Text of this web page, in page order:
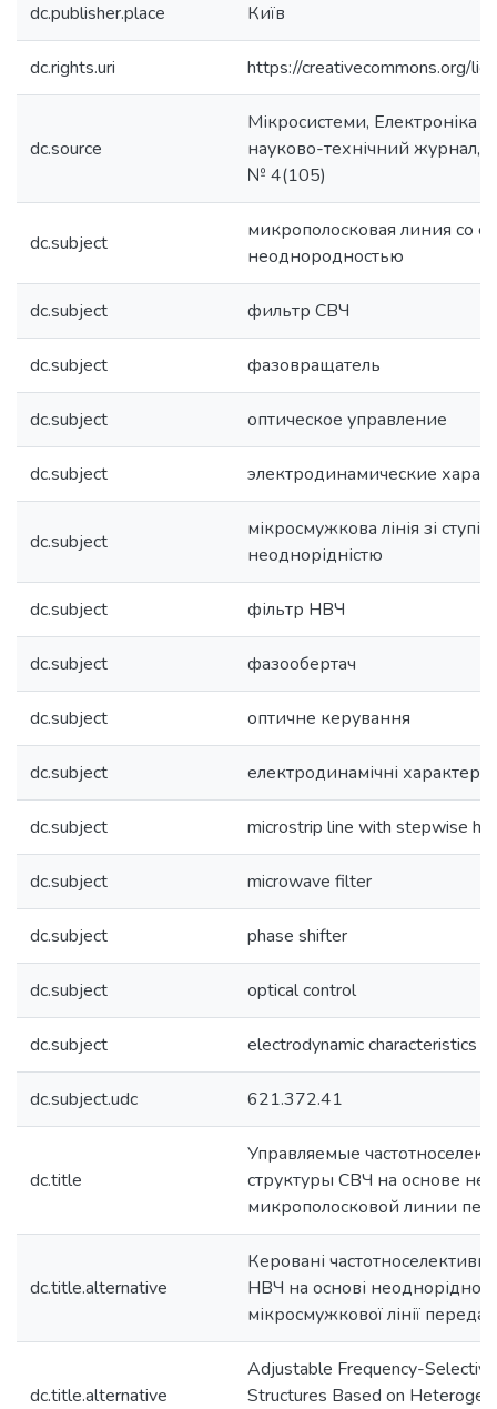
dc.publisher.place Київ
dc.rights.uri https://creativecommons.org/
dc.source
Мікросистеми, Електроніка
науково-технічний журнал,
№ 4(105)
dc.subject
микрополосковая линия со
неоднородностью
dc.subject фильтр СВЧ
dc.subject фазовращатель
dc.subject оптическое управление
dc.subject электродинамические
dc.subject
мікросмужкова лінія зі
неоднорідністю
dc.subject фільтр НВЧ
dc.subject фазообертач
dc.subject оптичне керування
dc.subject електродинамічні
dc.subject microstrip line with stepwise
dc.subject microwave filter
dc.subject phase shifter
dc.subject optical control
dc.subject electrodynamic characteristics
dc.subject.udc 621.372.41
dc.title
Управляемые
структуры СВЧ на основе
микрополосковой линии
dc.title.alternative
Керовані
НВЧ на основі неоднорідної
мікросмужкової лінії
dc.title.alternative
Adjustable Frequency-
Structures Based on